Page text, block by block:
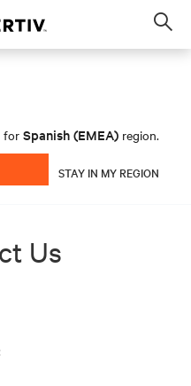
for Spanish (EMEA) region.
STAY IN MY REGION
Us